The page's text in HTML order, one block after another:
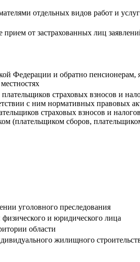
отдельных видов работ и
от застрахованных лиц
Федерации и обратно
страховых взносов и
с ним нормативных правовых
страховых взносов и
(плательщиком сборов,
уголовного преследования
и юридического лица
области
жилищного